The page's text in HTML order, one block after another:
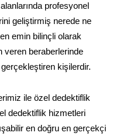
profesyonel
geliştirmiş nerede ne
emin bilinçli olarak
veren beraberlerinde
gerçekleştiren kişilerdir.
ile özel dedektiflik
dedektiflik hizmetleri
en doğru en gerçekçi